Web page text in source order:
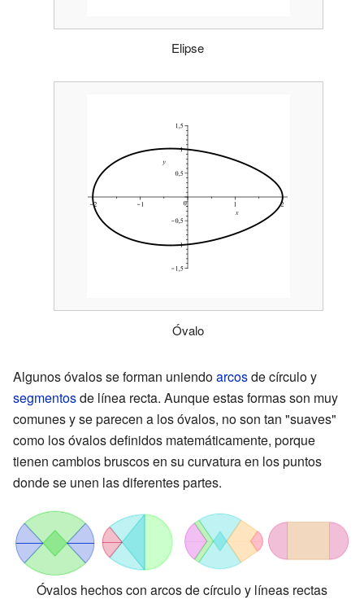
Elipse
Óvalo
Algunos óvalos se forman uniendoarcosde círculo y
segmentosde línea recta. Aunque estas formas son muy
comunes y se parecen a los óvalos, no son tan "suaves"
como los óvalos definidos matemáticamente, porque
tienen cambios bruscos en su curvatura en los puntos
donde se unen las diferentes partes.
Óvalos hechos con arcos de círculo y líneas rectas